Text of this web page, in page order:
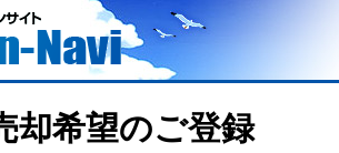
却希望のご登録